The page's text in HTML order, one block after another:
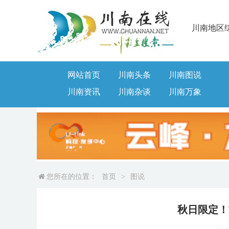
川南地区
网站首页 川南头条
川南图说
川南资讯
川南杂谈 川南万象
您所在的位置： 首页 > 图说
秋日限定